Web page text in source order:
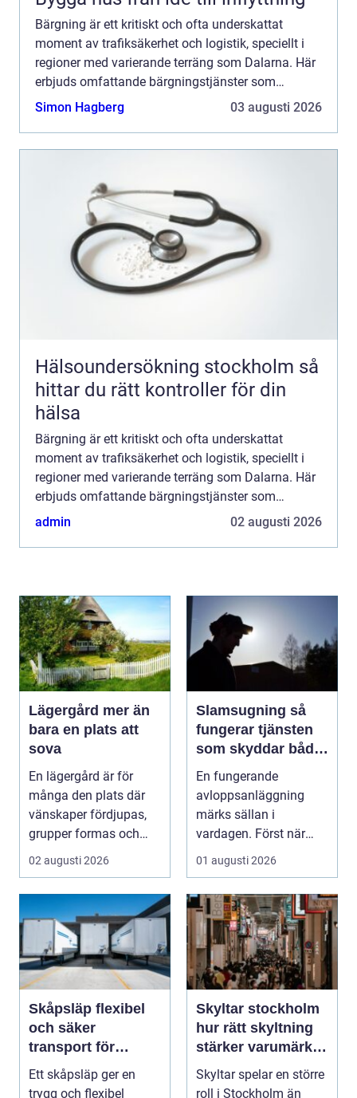
Bärgning är ett kritiskt och ofta underskattat
moment av trafiksäkerhet och logistik, speciellt i
regioner med varierande terräng som Dalarna. Här
erbjuds omfattande bärgningstjänster som
sträcker sig över...
Simon Hagberg 03 augusti 2026
Hälsoundersökning stockholm så
hittar du rätt kontroller för din
hälsa
Bärgning är ett kritiskt och ofta underskattat
moment av trafiksäkerhet och logistik, speciellt i
regioner med varierande terräng som Dalarna. Här
erbjuds omfattande bärgningstjänster som
sträcker sig över...
admin 02 augusti 2026
Lägergård mer än
bara en plats att
sova
En lägergård är för
många den plats där
vänskaper fördjupas,
grupper formas och
viktiga samtal får t...
02 augusti 2026
Slamsugning så
fungerar tjänsten
som skyddar både
hus och miljö
En fungerande
avloppsanläggning
märks sällan i
vardagen. Först när
brunnar svämmar över,
avlopp börj...
01 augusti 2026
Skåpsläp flexibel
och säker
transport för
företag och
privatpersoner
Ett skåpsläp ger en
trygg och flexibel
Skyltar stockholm
hur rätt skyltning
stärker varumärket
i stadsmiljön
Skyltar spelar en större
roll i Stockholm än